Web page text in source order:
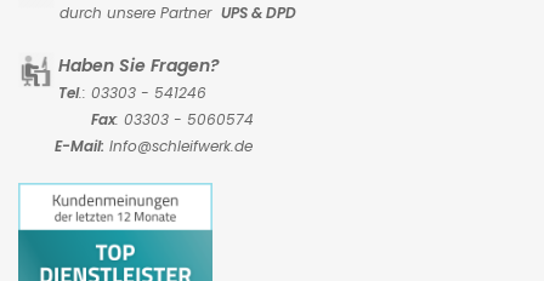
durch unsere Partner UPS & DPD
Haben Sie Fragen?
Tel.: 03303 - 541246
Fax: 03303 - 5060574
E-Mail: Info@schleifwerk.de